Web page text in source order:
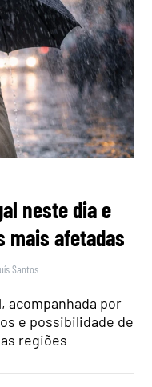
neste dia e
mais afetadas
Santos
acompanhada por
e possibilidade de
regiões